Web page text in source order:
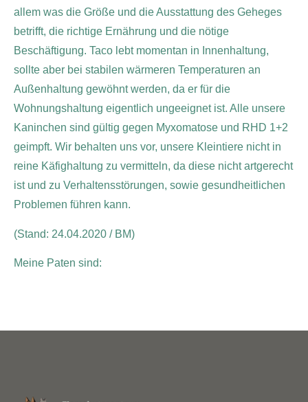
allem was die Größe und die Ausstattung des Geheges
betrifft, die richtige Ernährung und die nötige
Beschäftigung. Taco lebt momentan in Innenhaltung,
sollte aber bei stabilen wärmeren Temperaturen an
Außenhaltung gewöhnt werden, da er für die
Wohnungshaltung eigentlich ungeeignet ist. Alle unsere
Kaninchen sind gültig gegen Myxomatose und RHD 1+2
geimpft. Wir behalten uns vor, unsere Kleintiere nicht in
reine Käfighaltung zu vermitteln, da diese nicht artgerecht
ist und zu Verhaltensstörungen, sowie gesundheitlichen
Problemen führen kann.
(Stand: 24.04.2020 / BM)
Meine Paten sind: